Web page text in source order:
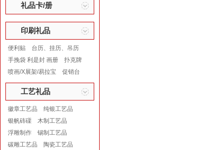
礼品卡/册
印刷礼品
便利贴
台历、挂历、吊历
手挽袋 利是封 画册
扑克牌
喷画/X展架/易拉宝
促销台
工艺礼品
徽章工艺品
纯银工艺品
银帆砗磲
木制工艺品
浮雕制作
锡制工艺品
碳雕工艺品
陶瓷工艺品